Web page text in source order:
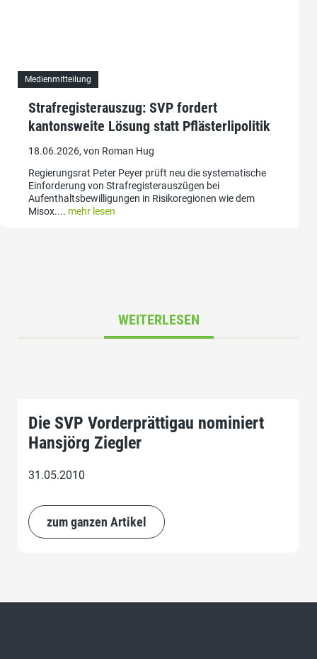
Medienmitteilung
Strafregisterauszug: SVP fordert
kantonsweite Lösung statt Pflästerlipolitik
18.06.2026, von Roman Hug
Regierungsrat Peter Peyer prüft neu die systematische
Einforderung von Strafregisterauszügen bei
Aufenthaltsbewilligungen in Risikoregionen wie dem
Misox.... mehr lesen
WEITERLESEN
Die SVP Vorderprättigau nominiert
Hansjörg Ziegler
31.05.2010
zum ganzen Artikel